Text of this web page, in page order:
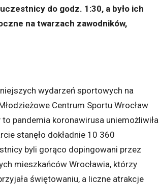
do godz. 1:30, a było ich
na twarzach zawodników,
wydarzeń sportowych na
Centrum Sportu Wrocław
pandemia koronawirusa uniemożliwiła
stanęło dokładnie 10 360
byli gorąco dopingowani przez
mieszkańców Wrocławia, którzy
świętowaniu, a liczne atrakcje